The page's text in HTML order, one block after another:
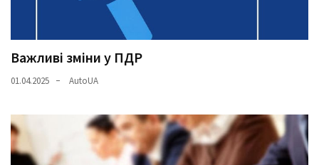
Важливі зміни у ПДР
01.04.2025 AutoUA